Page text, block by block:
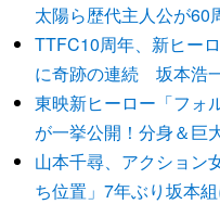
太陽ら歴代主人公が60
TTFC10周年、新ヒー
に奇跡の連続 坂本浩
東映新ヒーロー「フォ
が一挙公開！分身＆巨
山本千尋、アクション
ち位置」7年ぶり坂本